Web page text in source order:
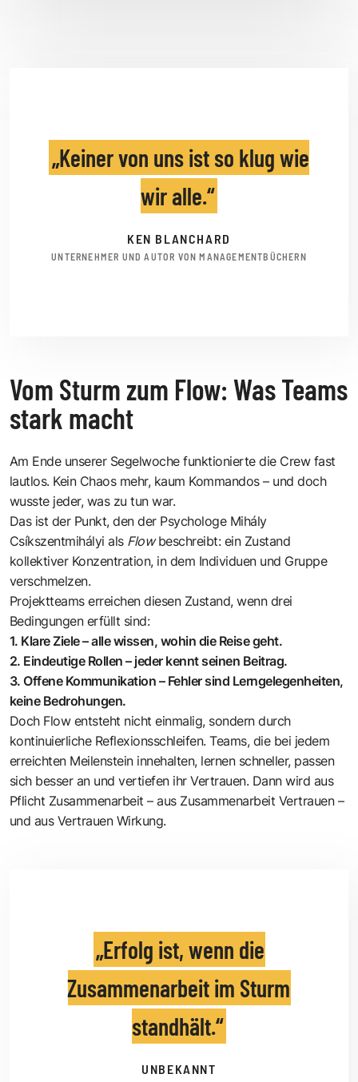
Keiner von uns ist so klug wie
wir alle.
KEN BLANCHARD
UNTERNEHMER UND AUTOR VON MANAGEMENTBÜCHERN
Vom Sturm zum Flow: Was Teams
stark macht
Am Ende unserer Segelwoche funktionierte die Crew fast
lautlos. Kein Chaos mehr, kaum Kommandos – und doch
wusste jeder, was zu tun war.
Das ist der Punkt, den der Psychologe Mihály
Csíkszentmihályi als Flowbeschreibt: ein Zustand
kollektiver Konzentration, in dem Individuen und Gruppe
verschmelzen.
Projektteams erreichen diesen Zustand, wenn drei
Bedingungen erfüllt sind:
1. Klare Ziele – alle wissen, wohin die Reise geht.
2. Eindeutige Rollen – jeder kennt seinen Beitrag.
3. Offene Kommunikation – Fehler sind Lerngelegenheiten,
keine Bedrohungen.
Doch Flow entsteht nicht einmalig, sondern durch
kontinuierliche Reflexionsschleifen. Teams, die bei jedem
erreichten Meilenstein innehalten, lernen schneller, passen
sich besser an und vertiefen ihr Vertrauen. Dann wird aus
Pflicht Zusammenarbeit – aus Zusammenarbeit Vertrauen –
und aus Vertrauen Wirkung.
Erfolg ist, wenn die
Zusammenarbeit im Sturm
standhält.
UNBEKANNT